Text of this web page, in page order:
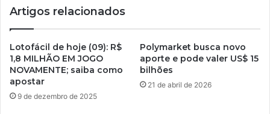
Artigos relacionados
Lotofácil de hoje (09): R$
1,8 MILHÃO EM JOGO
NOVAMENTE; saiba como
apostar
9 de dezembro de 2025
Polymarket busca novo
aporte e pode valer US$ 15
bilhões
21 de abril de 2026